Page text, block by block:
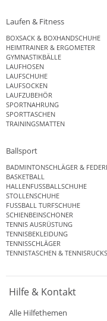
Laufen & Fitness
BOXSACK & BOXHANDSCHUHE
HEIMTRAINER & ERGOMETER
GYMNASTIKBÄLLE
LAUFHOSEN
LAUFSCHUHE
LAUFSOCKEN
LAUFZUBEHÖR
SPORTNAHRUNG
SPORTTASCHEN
TRAININGSMATTEN
Ballsport
BADMINTONSCHLÄGER &
BASKETBALL
HALLENFUSSBALLSCHUHE
STOLLENSCHUHE
FUSSBALL TURFSCHUHE
SCHIENBEINSCHONER
TENNIS AUSRÜSTUNG
TENNISBEKLEIDUNG
TENNISSCHLÄGER
TENNISTASCHEN &
Hilfe & Kontakt
Alle Hilfethemen